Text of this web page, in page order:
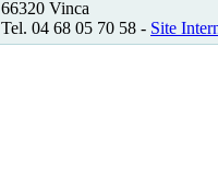
66320 Vinca
Tel. 04 68 05 70 58 - Site